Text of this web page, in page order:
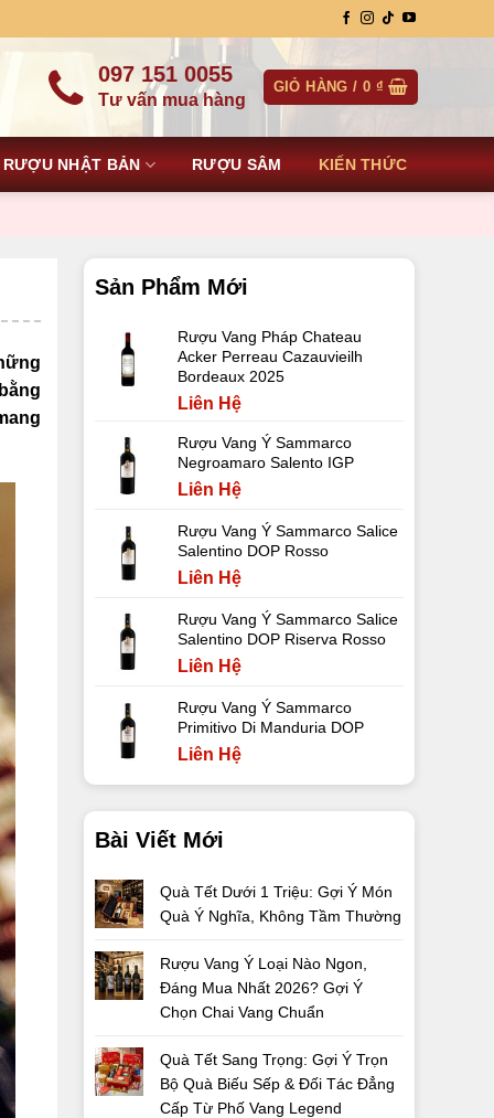
097 151 0055
Tư vấn mua hàng
GIỎ HÀNG / 0 ₫
RƯỢU NHẬT BẢN RƯỢU SÂM KIẾN THỨC
Sản Phẩm Mới
Rượu Vang Pháp Chateau
Acker Perreau Cazauvieilh
Bordeaux 2025
Liên Hệ
Rượu Vang Ý Sammarco
Negroamaro Salento IGP
Liên Hệ
Rượu Vang Ý Sammarco Salice
Salentino DOP Rosso
Liên Hệ
Rượu Vang Ý Sammarco Salice
Salentino DOP Riserva Rosso
Liên Hệ
Rượu Vang Ý Sammarco
Primitivo Di Manduria DOP
Liên Hệ
Bài Viết Mới
Quà Tết Dưới 1 Triệu: Gợi Ý Món
Quà Ý Nghĩa, Không Tầm Thường
Rượu Vang Ý Loại Nào Ngon,
Đáng Mua Nhất 2026? Gợi Ý
Chọn Chai Vang Chuẩn
Quà Tết Sang Trọng: Gợi Ý Trọn
Bộ Quà Biếu Sếp & Đối Tác Đẳng
Cấp Từ Phố Vang Legend